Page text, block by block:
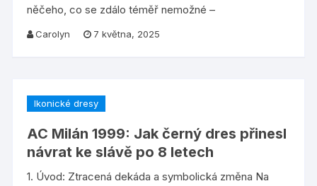
něčeho, co se zdálo téměř nemožné –
Carolyn 7 května, 2025
Ikonické dresy
AC Milán 1999: Jak černý dres přinesl
návrat ke slávě po 8 letech
1. Úvod: Ztracená dekáda a symbolická změna Na